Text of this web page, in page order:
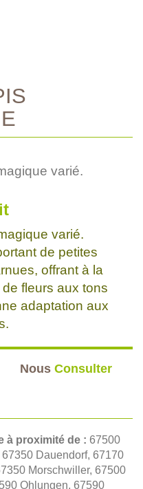
varié.
varié.
de petites
offrant à la
fleurs aux tons
adaptation aux
Nous Consulter
à proximité de : 67500
Dauendorf, 67170
Morschwiller, 67500
Ohlungen, 67590